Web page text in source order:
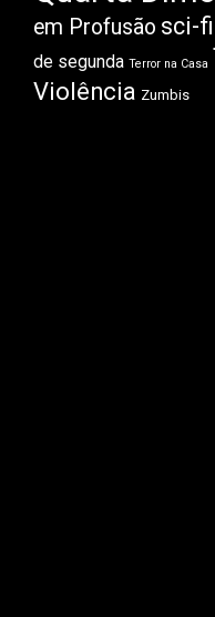
em Profusão sci-fi
de segunda Terror na Casa
Violência Zumbis